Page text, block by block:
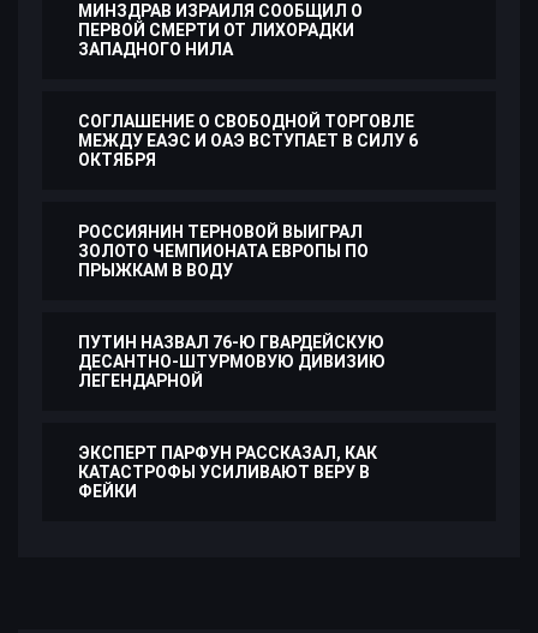
МИНЗДРАВ ИЗРАИЛЯ СООБЩИЛ О
ПЕРВОЙ СМЕРТИ ОТ ЛИХОРАДКИ
ЗАПАДНОГО НИЛА
СОГЛАШЕНИЕ О СВОБОДНОЙ ТОРГОВЛЕ
МЕЖДУ ЕАЭС И ОАЭ ВСТУПАЕТ В СИЛУ 6
ОКТЯБРЯ
РОССИЯНИН ТЕРНОВОЙ ВЫИГРАЛ
ЗОЛОТО ЧЕМПИОНАТА ЕВРОПЫ ПО
ПРЫЖКАМ В ВОДУ
ПУТИН НАЗВАЛ 76-Ю ГВАРДЕЙСКУЮ
ДЕСАНТНО-ШТУРМОВУЮ ДИВИЗИЮ
ЛЕГЕНДАРНОЙ
ЭКСПЕРТ ПАРФУН РАССКАЗАЛ, КАК
КАТАСТРОФЫ УСИЛИВАЮТ ВЕРУ В
ФЕЙКИ